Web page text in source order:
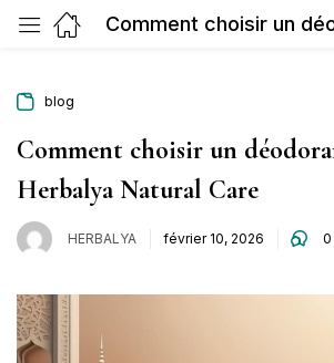
blog
Comment choisir un
Herbalya Natural Care
HERBALYA février 10, 2026 0